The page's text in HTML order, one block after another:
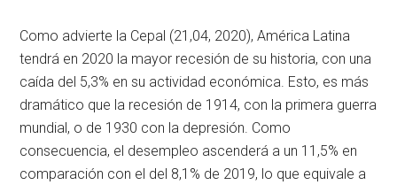
Como advierte la Cepal (21,04, 2020), América Latina
tendrá en 2020 la mayor recesión de su historia, con una
caída del 5,3% en su actividad económica. Esto, es más
dramático que la recesión de 1914, con la primera guerra
mundial, o de 1930 con la depresión. Como
consecuencia, el desempleo ascenderá a un 11,5% en
comparación con el del 8,1% de 2019, lo que equivale a